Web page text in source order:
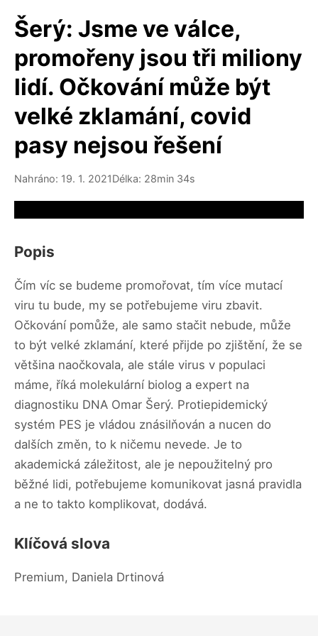
Šerý: Jsme ve válce,
promořeny jsou tři miliony
lidí. Očkování může být
velké zklamání, covid
pasy nejsou řešení
Nahráno: 19. 1. 2021Délka: 28min 34s
Popis
Čím víc se budeme promořovat, tím více mutací
viru tu bude, my se potřebujeme viru zbavit.
Očkování pomůže, ale samo stačit nebude, může
to být velké zklamání, které přijde po zjištění, že se
většina naočkovala, ale stále virus v populaci
máme, říká molekulární biolog a expert na
diagnostiku DNA Omar Šerý. Protiepidemický
systém PES je vládou znásilňován a nucen do
dalších změn, to k ničemu nevede. Je to
akademická záležitost, ale je nepoužitelný pro
běžné lidi, potřebujeme komunikovat jasná pravidla
a ne to takto komplikovat, dodává.
Klíčová slova
Premium, Daniela Drtinová